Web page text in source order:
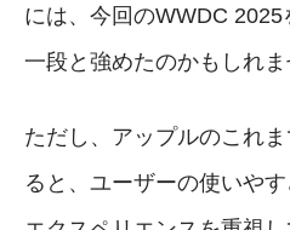
には、今回のWWDC
一段と強めたのかもしれま
ただし、アップルのこれ
ると、ユーザーの使いや